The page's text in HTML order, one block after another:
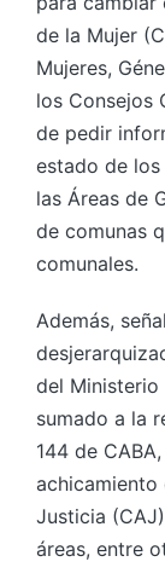
de la Mujer
Mujeres,
los Consejos
de pedir
estado de los
las Áreas de
de comunas
comunales.
Además,
del Ministerio
sumado a la
144 de
achicamiento
Justicia
áreas, entre